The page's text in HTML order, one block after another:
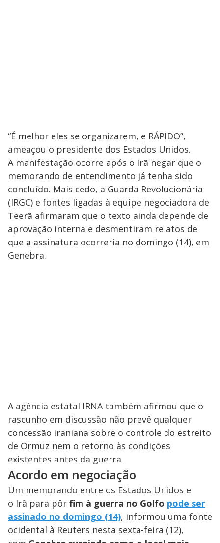
“É melhor eles se organizarem, e RÁPIDO”,
ameaçou o presidente dos Estados Unidos.
A manifestação ocorre após o Irã negar que o
memorando de entendimento já tenha sido
concluído. Mais cedo, a Guarda Revolucionária
(IRGC) e fontes ligadas à equipe negociadora de
Teerã afirmaram que o texto ainda depende de
aprovação interna e desmentiram relatos de
que a assinatura ocorreria no domingo (14), em
Genebra.
A agência estatal IRNA também afirmou que o
rascunho em discussão não prevê qualquer
concessão iraniana sobre o controle do estreito
de Ormuz nem o retorno às condições
existentes antes da guerra.
Acordo em negociação
Um memorando entre os Estados Unidos e
o Irã para pôr fim à guerra no Golfo pode ser
assinado no domingo (14), informou uma fonte
ocidental à Reuters nesta sexta-feira (12),